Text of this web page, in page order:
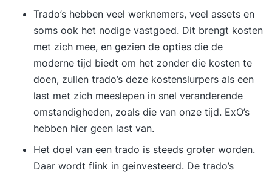
Trado’s hebben veel werknemers, veel assets en
soms ook het nodige vastgoed. Dit brengt kosten
met zich mee, en gezien de opties die de
moderne tijd biedt om het zonder die kosten te
doen, zullen trado’s deze kostenslurpers als een
last met zich meeslepen in snel veranderende
omstandigheden, zoals die van onze tijd. ExO’s
hebben hier geen last van.
Het doel van een trado is steeds groter worden.
Daar wordt flink in geinvesteerd. De trado’s